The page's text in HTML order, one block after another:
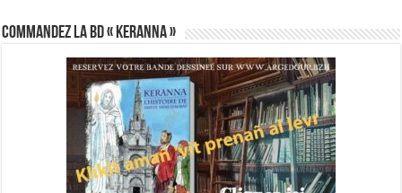
Commandez la BD « Keranna »